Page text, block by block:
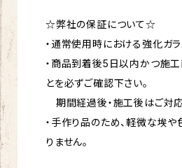
☆弊社の保証について☆
・通常使用時における強化ガ
・商品到着後5日以内かつ施工
とを必ずご確認下さい。
期間経過後・施工後はご対応
・手作り品のため、軽微な埃
りません。